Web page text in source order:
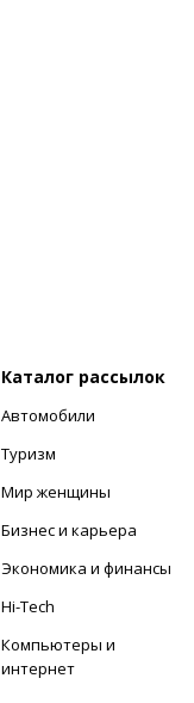
Каталог рассылок
Автомобили
Туризм
Мир женщины
Бизнес и карьера
Экономика и финансы
Hi-Tech
Компьютеры и
интернет